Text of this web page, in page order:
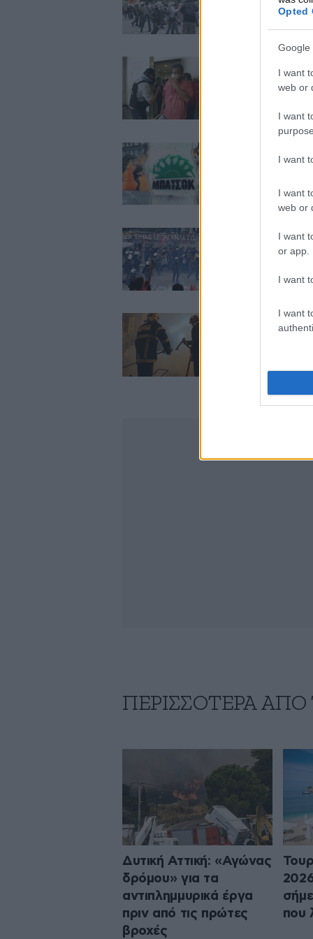
Opted
Google
I want
web or
I want
I want
I want
web or
I want
or app.
I want
I want
Εκτός ελέγχου η
Εκτός ελέγχου η
Δεκάδες
ΠΕΡΙΣΣΟΤΕΡΑ
Δυτική Αττική: «Αγώνας
δρόμου» για τα
αντιπλημμυρικά έργα
πριν από τις πρώτες
βροχές
που